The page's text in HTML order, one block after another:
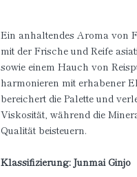
Ein anhaltendes Aroma von
mit der Frische und Reife
sowie einem Hauch von
harmonieren mit erhabener
bereichert die Palette und
Viskosität, während die
Qualität beisteuern.
Klassifizierung: Junmai Ginjo